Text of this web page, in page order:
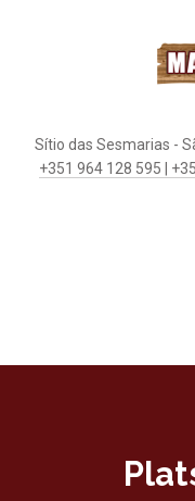
Sítio das Sesmarias -
+351 964 128 595 |